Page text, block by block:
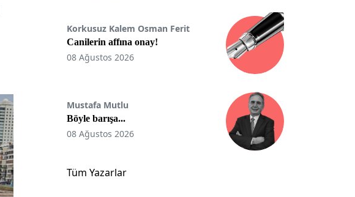
Korkusuz Kalem Osman Ferit
Canilerin affına onay!
08 Ağustos 2026
Mustafa Mutlu
Böyle barışa...
08 Ağustos 2026
Tüm Yazarlar